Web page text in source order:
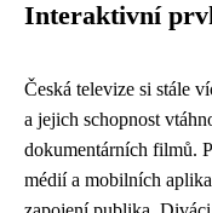
Interaktivní
Česká televize si stále
a jejich schopnost
dokumentárních filmů.
médií a mobilních